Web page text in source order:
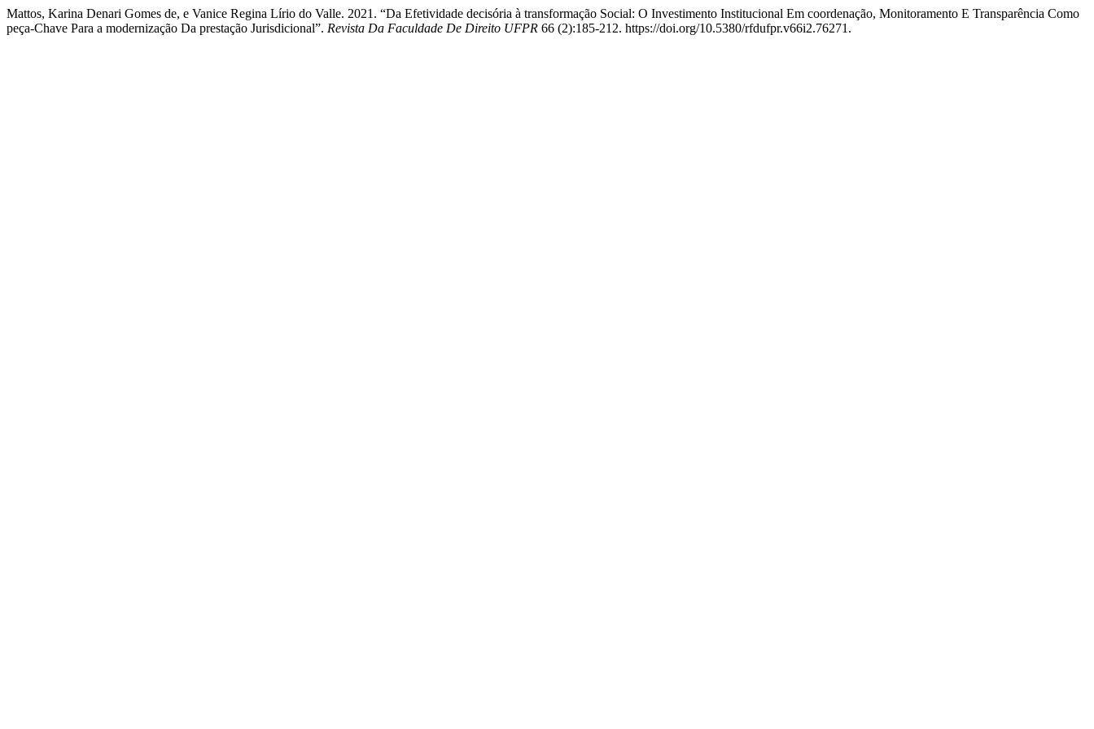
Mattos, Karina Denari Gomes de, e Vanice Regina Lírio do Valle. 2021. “Da Efetividade decisória à transformação Social: O Investimento Institucional Em coordenação, Monitoramento E Transparência Como
peça-Chave Para a modernização Da prestação Jurisdicional”. Revista Da Faculdade De Direito UFPR 66 (2):185-212. https://doi.org/10.5380/rfdufpr.v66i2.76271.